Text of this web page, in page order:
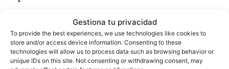
Gestiona tu privacidad
To provide the best experiences, we use technologies like cookies to
store and/or access device information. Consenting to these
technologies will allow us to process data such as browsing behavior or
unique IDs on this site. Not consenting or withdrawing consent, may
ONEPLUS